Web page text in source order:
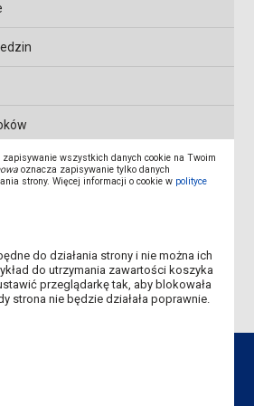
wszystkich danych cookie na Twoim
oznacza zapisywanie tylko danych
strony. Więcej informacji o cookie w polityce
do działania strony i nie można ich
do utrzymania zawartości koszyka
przeglądarkę tak, aby blokowała
strona nie będzie działała poprawnie.